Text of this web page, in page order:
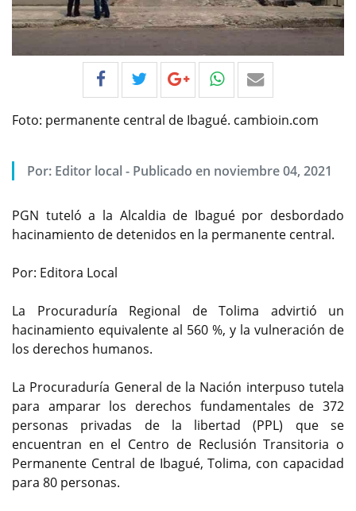
Foto: permanente central de Ibagué. cambioin.com
Por: Editor local - Publicado en noviembre 04, 2021
PGN tuteló a la Alcaldia de Ibagué por desbordado
hacinamiento de detenidos en la permanente central.
Por: Editora Local
La Procuraduría Regional de Tolima advirtió un
hacinamiento equivalente al 560 %, y la vulneración de
los derechos humanos.
La Procuraduría General de la Nación interpuso tutela
para amparar los derechos fundamentales de 372
personas privadas de la libertad (PPL) que se
encuentran en el Centro de Reclusión Transitoria o
Permanente Central de Ibagué, Tolima, con capacidad
para 80 personas.